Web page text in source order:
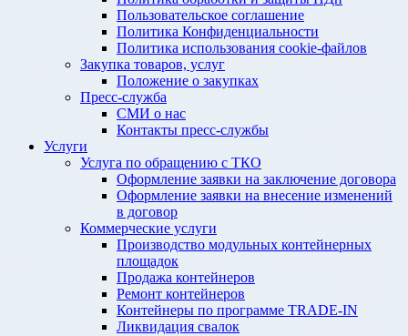
Пользовательское соглашение
Политика Конфиденциальности
Политика использования cookie-файлов
Закупка товаров, услуг
Положение о закупках
Пресс-служба
СМИ о нас
Контакты пресс-службы
Услуги
Услуга по обращению с ТКО
Оформление заявки на заключение договора
Оформление заявки на внесение изменений
в договор
Коммерческие услуги
Производство модульных контейнерных
площадок
Продажа контейнеров
Ремонт контейнеров
Контейнеры по программе TRADE-IN
Ликвидация свалок